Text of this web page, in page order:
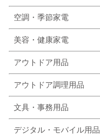
空調・季節家電
美容・健康家電
アウトドア用品
アウトドア調理用品
文具・事務用品
デジタル・モバイル用品